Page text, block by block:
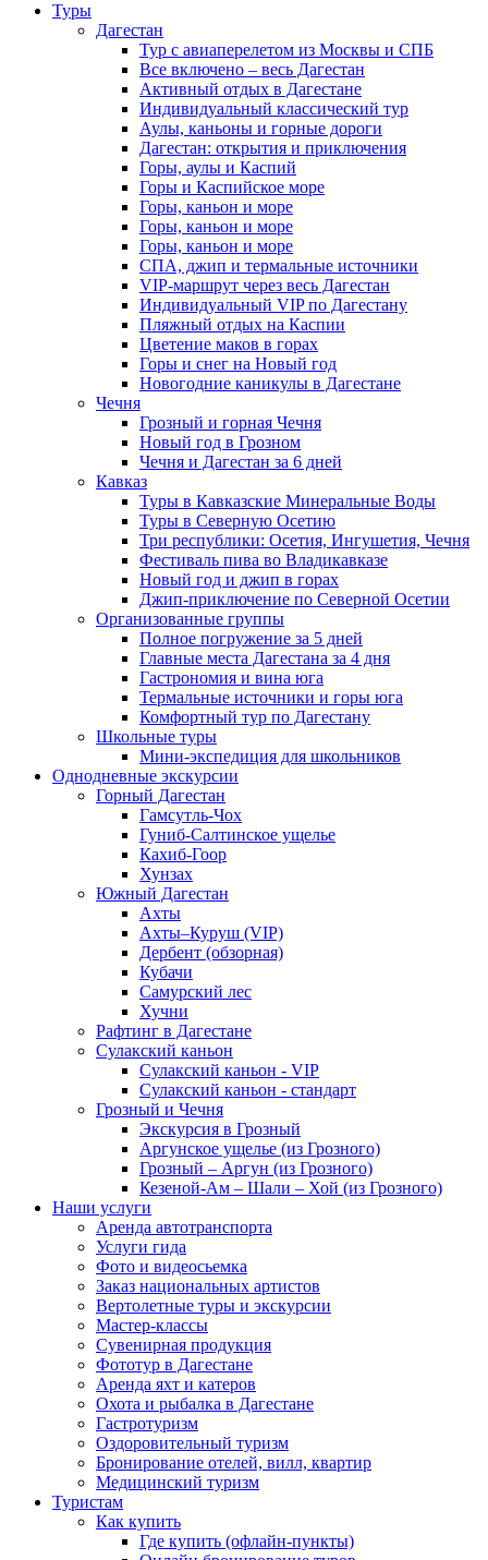
Туры
Дагестан
Тур с авиаперелетом из Москвы и СПБ
Все включено – весь Дагестан
Активный отдых в Дагестане
Индивидуальный классический тур
Аулы, каньоны и горные дороги
Дагестан: открытия и приключения
Горы, аулы и Каспий
Горы и Каспийское море
Горы, каньон и море
Горы, каньон и море
Горы, каньон и море
СПА, джип и термальные источники
VIP-маршрут через весь Дагестан
Индивидуальный VIP по Дагестану
Пляжный отдых на Каспии
Цветение маков в горах
Горы и снег на Новый год
Новогодние каникулы в Дагестане
Чечня
Грозный и горная Чечня
Новый год в Грозном
Чечня и Дагестан за 6 дней
Кавказ
Туры в Кавказские Минеральные Воды
Туры в Северную Осетию
Три республики: Осетия, Ингушетия, Чечня
Фестиваль пива во Владикавказе
Новый год и джип в горах
Джип-приключение по Северной Осетии
Организованные группы
Полное погружение за 5 дней
Главные места Дагестана за 4 дня
Гастрономия и вина юга
Термальные источники и горы юга
Комфортный тур по Дагестану
Школьные туры
Мини-экспедиция для школьников
Однодневные экскурсии
Горный Дагестан
Гамсутль-Чох
Гуниб-Салтинское ущелье
Кахиб-Гоор
Хунзах
Южный Дагестан
Ахты
Ахты–Куруш (VIP)
Дербент (обзорная)
Кубачи
Самурский лес
Хучни
Рафтинг в Дагестане
Сулакский каньон
Сулакский каньон - VIP
Сулакский каньон - стандарт
Грозный и Чечня
Экскурсия в Грозный
Аргунское ущелье (из Грозного)
Грозный – Аргун (из Грозного)
Кезеной-Ам – Шали – Хой (из Грозного)
Наши услуги
Аренда автотранспорта
Услуги гида
Фото и видеосьемка
Заказ национальных артистов
Вертолетные туры и экскурсии
Мастер-классы
Сувенирная продукция
Фототур в Дагестане
Аренда яхт и катеров
Охота и рыбалка в Дагестане
Гастротуризм
Оздоровительный туризм
Бронирование отелей, вилл, квартир
Медицинский туризм
Туристам
Как купить
Где купить (офлайн-пункты)